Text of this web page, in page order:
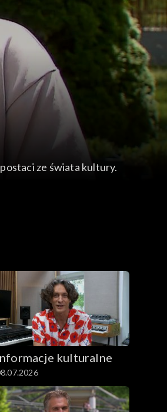
ze świata kultury.
kulturalne